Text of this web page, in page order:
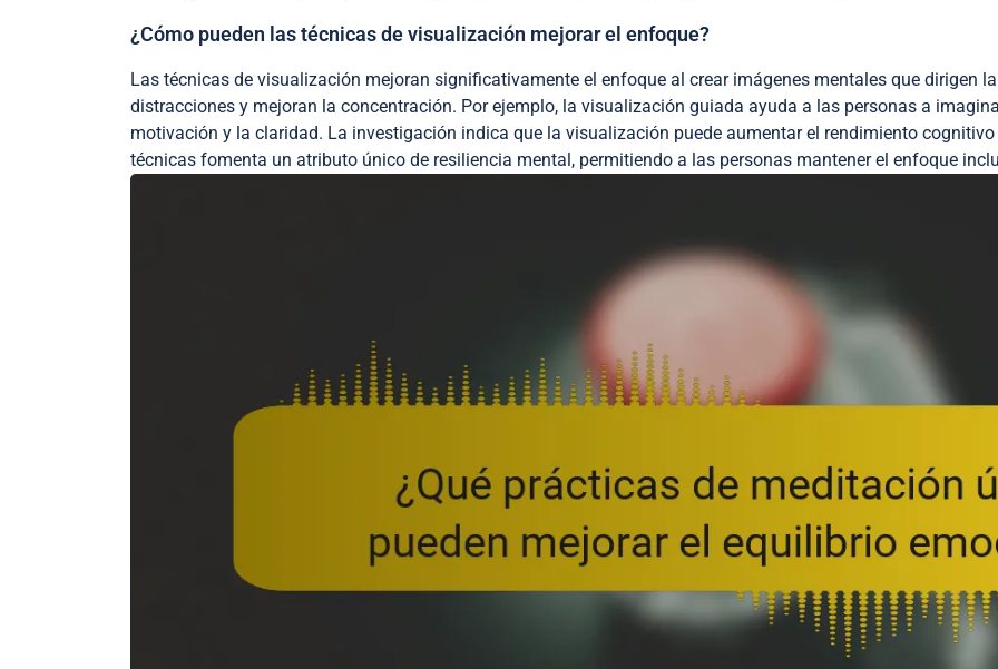
¿Cómo pueden las técnicas de visualización mejorar el enfoque?
Las técnicas de visualización mejoran significativamente el enfoque al crear imágenes mentales que dirigen
distracciones y mejoran la concentración. Por ejemplo, la visualización guiada ayuda a las personas a
motivación y la claridad. La investigación indica que la visualización puede aumentar el rendimiento
técnicas fomenta un atributo único de resiliencia mental, permitiendo a las personas mantener el enfoque